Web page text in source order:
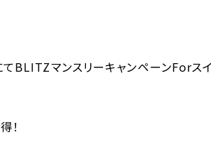
BLITZマンスリーキャンペーンForス
！